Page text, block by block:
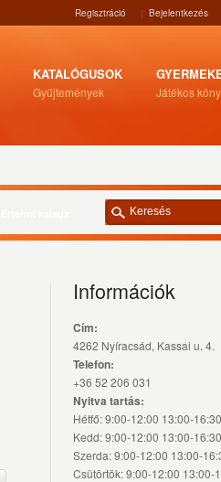
Regisztráció | Bejelentkezés
KATALÓGUSOK
Gyűjtemények Játékos
Információk
Cím:
4262 Nyíracsád, Kassai u. 4.
Telefon:
+36 52 206 031
Nyitva tartás:
Hétfő: 9:00-12:00 13:00-16:30
Kedd: 9:00-12:00 13:00-16:30
Szerda: 9:00-12:00 13:00-
Csütörtök: 9:00-12:00 13:00-